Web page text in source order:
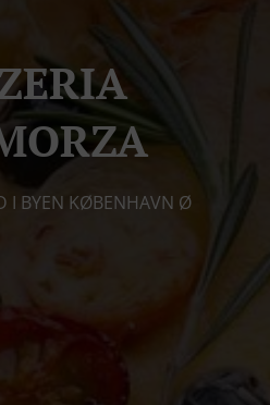
I BYEN KØBENHAVN Ø